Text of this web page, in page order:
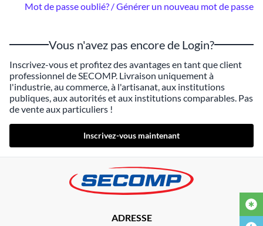
Mot de passe oublié? / Générer un nouveau mot de passe
Vous n'avez pas encore de Login?
Inscrivez-vous et profitez des avantages en tant que client
professionnel de SECOMP. Livraison uniquement à
l'industrie, au commerce, à l'artisanat, aux institutions
publiques, aux autorités et aux institutions comparables. Pas
de vente aux particuliers !
Inscrivez-vous maintenant
ADRESSE